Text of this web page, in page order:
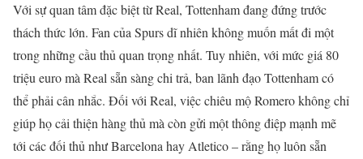
Với sự quan tâm đặc biệt từ Real, Tottenham đang đứng trước
thách thức lớn. Fan của Spurs dĩ nhiên không muốn mất đi một
trong những cầu thủ quan trọng nhất. Tuy nhiên, với mức giá 80
triệu euro mà Real sẵn sàng chi trả, ban lãnh đạo Tottenham có
thể phải cân nhắc. Đối với Real, việc chiêu mộ Romero không chỉ
giúp họ cải thiện hàng thủ mà còn gửi một thông điệp mạnh mẽ
tới các đối thủ như Barcelona hay Atletico – rằng họ luôn sẵn